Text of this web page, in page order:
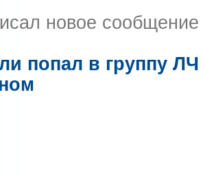
новое
попал в группу